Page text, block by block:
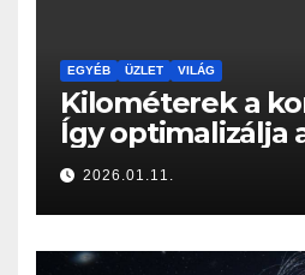
EGYÉB ÜZLET VILÁG
Kilométerek a
Így optimalizálja
Konyhabútor
otthonod
2026.01.11.